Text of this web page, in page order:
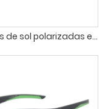
Gafas de sol polarizadas envolventes para deportes al aire libre para hombres